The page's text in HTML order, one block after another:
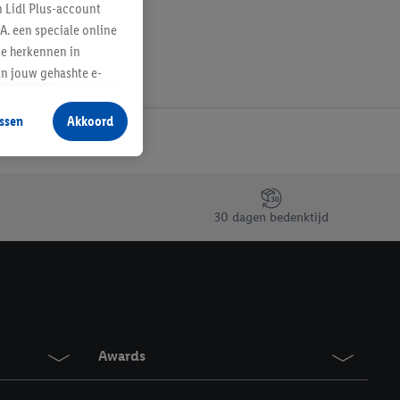
30 dagen bedenktijd
Awards
Lidl Plus-account
een speciale online
herkennen in
jouw gehashte e-
producten waarin je
te plaatsen
jouw gehashte e-
kunnen worden
vergelijkbare
Meer informatie,
Akkoord